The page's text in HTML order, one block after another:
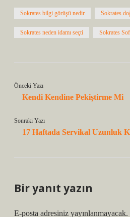
Sokrates bilgi görüşü nedir Sokrates
Sokrates neden idamı seçti Sokrates
Önceki Yazı
Kendi Kendine Pekiştirme Mi
Sonraki Yazı
17 Haftada Servikal Uzunluk
Bir yanıt yazın
E-posta adresiniz yayınlanmayacak.